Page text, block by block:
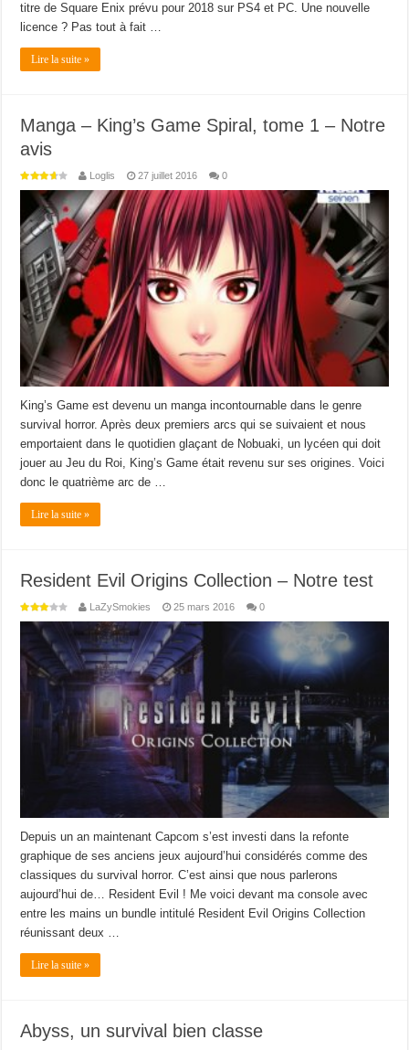
titre de Square Enix prévu pour 2018 sur PS4 et PC. Une nouvelle
licence ? Pas tout à fait …
Lire la suite »
Manga – King’s Game Spiral, tome 1 – Notre
avis
Loglis 27 juillet 2016 0
King’s Game est devenu un manga incontournable dans le genre
survival horror. Après deux premiers arcs qui se suivaient et nous
emportaient dans le quotidien glaçant de Nobuaki, un lycéen qui doit
jouer au Jeu du Roi, King’s Game était revenu sur ses origines. Voici
donc le quatrième arc de …
Lire la suite »
Resident Evil Origins Collection – Notre test
LaZySmokies 25 mars 2016 0
Depuis un an maintenant Capcom s’est investi dans la refonte
graphique de ses anciens jeux aujourd’hui considérés comme des
classiques du survival horror. C’est ainsi que nous parlerons
aujourd’hui de… Resident Evil ! Me voici devant ma console avec
entre les mains un bundle intitulé Resident Evil Origins Collection
réunissant deux …
Lire la suite »
Abyss, un survival bien classe